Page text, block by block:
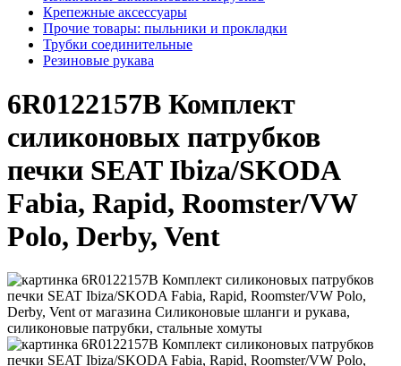
Крепежные аксессуары
Прочие товары: пыльники и прокладки
Трубки соединительные
Резиновые рукава
6R0122157B Комплект
силиконовых патрубков
печки SEAT Ibiza/SKODA
Fabia, Rapid, Roomster/VW
Polo, Derby, Vent